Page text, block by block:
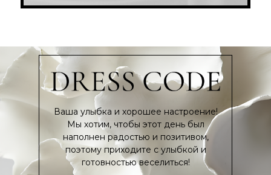
Ваша улыбка и хорошее настроение!
Мы хотим, чтобы этот день был
наполнен радостью и позитивом,
поэтому приходите с улыбкой и
готовностью веселиться!